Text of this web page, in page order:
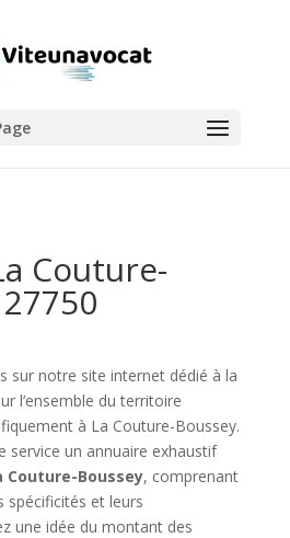
Couture-
sur notre site internet dédié à la
l’ensemble du territoire
à La Couture-Boussey.
service un annuaire exhaustif
Couture-Boussey, comprenant
spécificités et leurs
une idée du montant des